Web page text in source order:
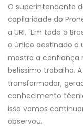
O superintendente
capilaridade do
a URI. "Em todo o
o único destinado a
mostra a confiança
belíssimo trabalho.
transformador,
conhecimento
isso vamos
observou.